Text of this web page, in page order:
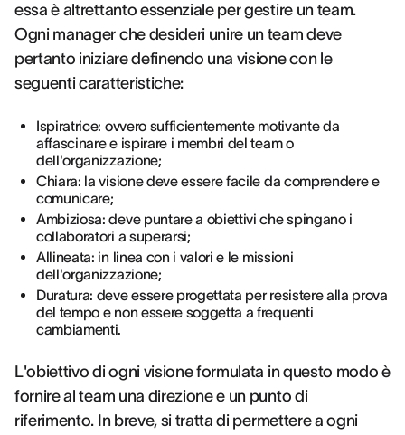
essa è altrettanto essenziale per gestire un team.
Ogni manager che desideri unire un team deve
pertanto iniziare definendo una visione con le
seguenti caratteristiche:
Ispiratrice: ovvero sufficientemente motivante da
affascinare e ispirare i membri del team o
dell'organizzazione;
Chiara: la visione deve essere facile da comprendere e
comunicare;
Ambiziosa: deve puntare a obiettivi che spingano i
collaboratori a superarsi;
Allineata: in linea con i valori e le missioni
dell'organizzazione;
Duratura: deve essere progettata per resistere alla prova
del tempo e non essere soggetta a frequenti
cambiamenti.
L'obiettivo di ogni visione formulata in questo modo è
fornire al team una direzione e un punto di
riferimento. In breve, si tratta di permettere a ogni